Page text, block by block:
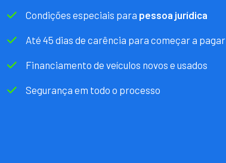
Condições especiais para pessoa jurídica
Até 45 dias de carência para começar a pagar
Financiamento de veículos novos e usados
Segurança em todo o processo